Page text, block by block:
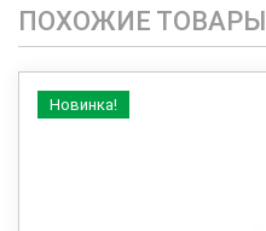
ПОХОЖИЕ ТОВАРЫ
Новинка!